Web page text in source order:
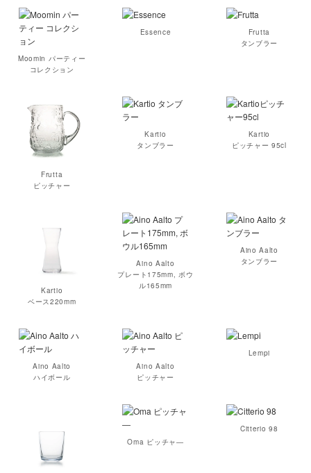
Moomin パーティー
コレクション
Essence
Frutta
タンブラー
Frutta
ピッチャー
Kartio
タンブラー
Kartio
ピッチャー 95cl
Kartio
ベース220mm
Aino Aalto
プレート175mm, ボウ
ル165mm
Aino Aalto
タンブラー
Aino Aalto
ハイボール
Aino Aalto
ピッチャー
Lempi
Oma ピッチャ―
Citterio 98